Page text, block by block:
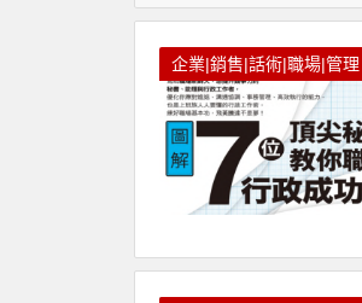
企業|銷售|話術|職場|管理